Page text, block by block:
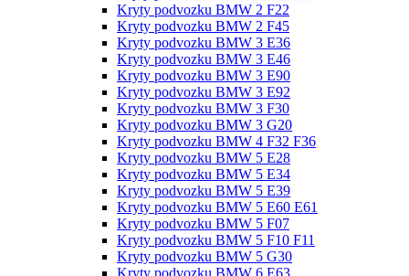
Kryty podvozku BMW 2 F22
Kryty podvozku BMW 2 F45
Kryty podvozku BMW 3 E36
Kryty podvozku BMW 3 E46
Kryty podvozku BMW 3 E90
Kryty podvozku BMW 3 E92
Kryty podvozku BMW 3 F30
Kryty podvozku BMW 3 G20
Kryty podvozku BMW 4 F32 F36
Kryty podvozku BMW 5 E28
Kryty podvozku BMW 5 E34
Kryty podvozku BMW 5 E39
Kryty podvozku BMW 5 E60 E61
Kryty podvozku BMW 5 F07
Kryty podvozku BMW 5 F10 F11
Kryty podvozku BMW 5 G30
Kryty podvozku BMW 6 E63